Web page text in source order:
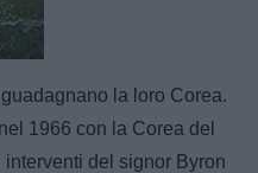
la loro Corea.
1966 con la Corea del
del signor Byron